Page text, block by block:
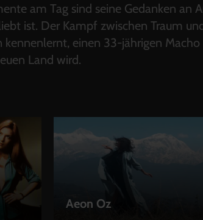
am Tag sind seine Gedanken an
ist. Der Kampf zwischen Traum
kennenlernt, einen 33-jährigen
Land wird.
Aeon Oz
LEIHEN